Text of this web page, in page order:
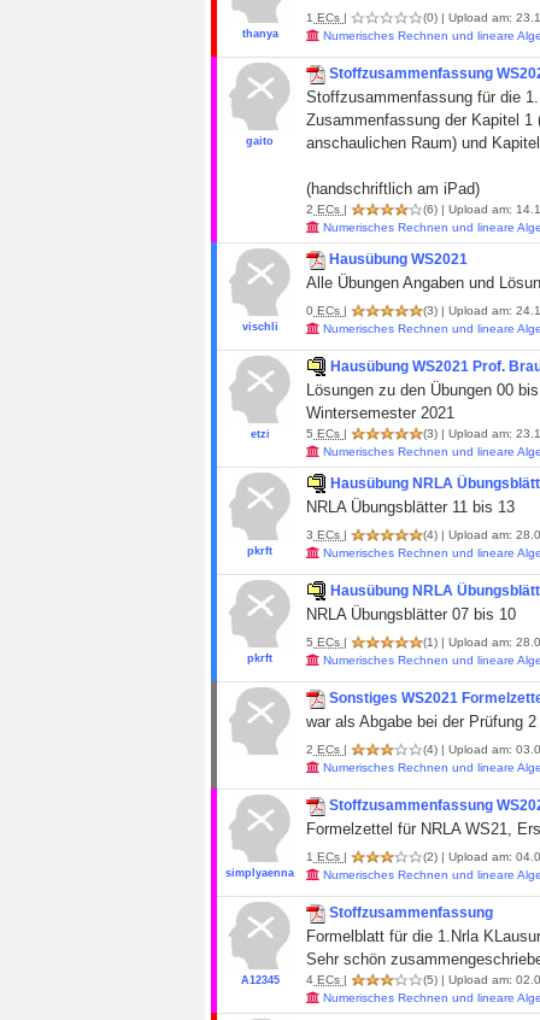
thanya
1 ECs | (0) | Upload am:
Numerisches Rechnen und lineare
gaito
Stoffzusammenfassung
Stoffzusammenfassung für die
Zusammenfassung der Kapitel
anschaulichen Raum) und
(handschriftlich am iPad)
2 ECs | (6) | Upload am:
Numerisches Rechnen und lineare
vischli
Hausübung WS2021
Alle Übungen Angaben und
0 ECs | (3) | Upload am:
Numerisches Rechnen und lineare
etzi
Hausübung WS2021 Prof.
Lösungen zu den Übungen 00
Wintersemester 2021
5 ECs | (3) | Upload am:
Numerisches Rechnen und lineare
pkrft
Hausübung NRLA
NRLA Übungsblätter 11 bis 13
3 ECs | (4) | Upload am:
Numerisches Rechnen und lineare
pkrft
Hausübung NRLA
NRLA Übungsblätter 07 bis 10
5 ECs | (1) | Upload am:
Numerisches Rechnen und lineare
Sonstiges WS2021
war als Abgabe bei der Prüfung
2 ECs | (4) | Upload am:
Numerisches Rechnen und lineare
simplyaenna
Stoffzusammenfassung
Formelzettel für NRLA WS21,
1 ECs | (2) | Upload am:
Numerisches Rechnen und lineare
A12345
Stoffzusammenfassung
Formelblatt für die 1.Nrla
Sehr schön
4 ECs | (5) | Upload am:
Numerisches Rechnen und lineare